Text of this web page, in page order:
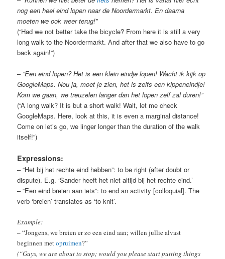
nog een heel eind lopen naar de Noordermarkt. En daarna
moeten we ook weer terug!”
(“Had we not better take the bicycle? From here it is still a very
long walk to the Noordermarkt. And after that we also have to go
back again!”)
– “Een eind lopen? Het is een klein eindje lopen! Wacht ik kijk op
GoogleMaps. Nou ja, moet je zien, het is zelfs een kippeneindje!
Kom we gaan, we treuzelen langer dan het lopen zelf zal duren!”
(“A long walk? It is but a short walk! Wait, let me check
GoogleMaps. Here, look at this, it is even a marginal distance!
Come on let’s go, we linger longer than the duration of the walk
itself!”)
Expressions:
– “Het bij het rechte eind hebben”: to be right (after doubt or
dispute). E.g. ‘Sander heeft het niet altijd bij het rechte eind.’
– “Een eind breien aan iets”: to end an activity [colloquial]. The
verb ‘breien’ translates as ‘to knit’.
Example:
–“Jongens, we breien er zo een eind aan; willen jullie alvast
beginnen metopruimen?”
(“Guys, we are about to stop; would you please start putting things